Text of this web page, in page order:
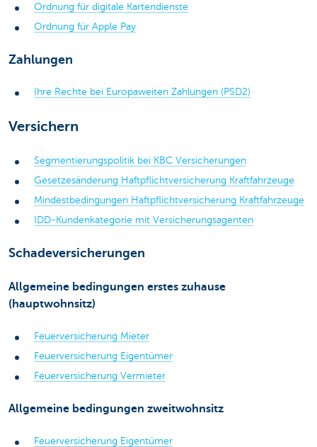
Ordnung für digitale Kartendienste
Ordnung für Apple Pay
Zahlungen
Ihre Rechte bei Europaweiten Zahlungen (PSD2)
Versichern
Segmentierungspolitik bei KBC Versicherungen
Gesetzesänderung Haftpflichtversicherung Kraftfahrzeuge
Mindestbedingungen Haftpflichtversicherung Kraftfahrzeuge
IDD-Kundenkategorie mit Versicherungsagenten
Schadeversicherungen
Allgemeine bedingungen erstes zuhause
(hauptwohnsitz)
Feuerversicherung Mieter
Feuerversicherung Eigentümer
Feuerversicherung Vermieter
Allgemeine bedingungen zweitwohnsitz
Feuerversicherung Eigentümer